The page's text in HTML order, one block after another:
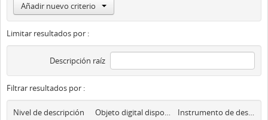
Añadir nuevo criterio
Limitar resultados por :
Descripción raíz
Filtrar resultados por :
Nivel de descripción Objeto digital disponibles Instrumento de descripción